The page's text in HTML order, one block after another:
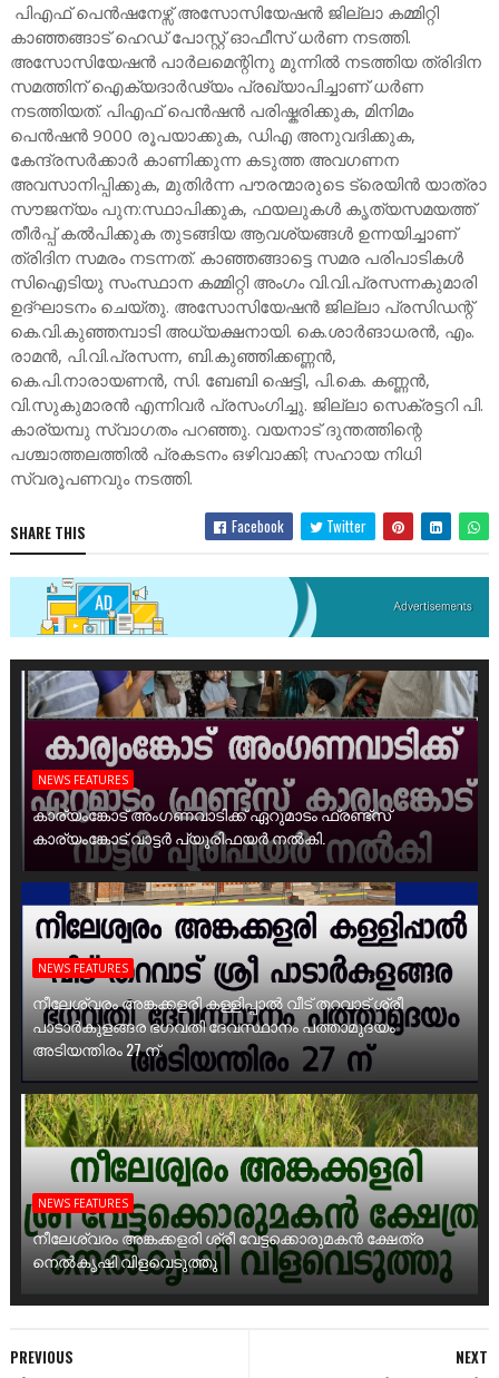
പിഎഫ് പെൻഷനേഴ്സ് അസോസിയേഷൻ ജില്ലാ കമ്മിറ്റി
കാഞ്ഞങ്ങാട് ഹെഡ് പോസ്റ്റ് ഓഫീസ് ധർണ നടത്തി.
അസോസിയേഷൻ പാർലമെന്റിനു മുന്നിൽ നടത്തിയ ത്രിദിന
സമത്തിന് ഐക്യദാർഢ്യം പ്രഖ്യാപിച്ചാണ് ധർണ
നടത്തിയത്. പിഎഫ് പെൻഷൻ പരിഷ്കരിക്കുക, മിനിമം
പെൻഷൻ 9000 രൂപയാക്കുക, ഡിഎ അനുവദിക്കുക,
കേന്ദ്രസർക്കാർ കാണിക്കുന്ന കടുത്ത അവഗണന
അവസാനിപ്പിക്കുക, മുതിർന്ന പൗരന്മാരുടെ ട്രെയിൻ യാത്രാ
സൗജന്യം പുന:സ്ഥാപിക്കുക, ഫയലുകൾ കൃത്യസമയത്ത്
തീർപ്പ് കൽപിക്കുക തുടങ്ങിയ ആവശ്യങ്ങൾ ഉന്നയിച്ചാണ്
ത്രിദിന സമരം നടന്നത്. കാഞ്ഞങ്ങാട്ടെ സമര പരിപാടികൾ
സിഐടിയു സംസ്ഥാന കമ്മിറ്റി അംഗം വി.വി.പ്രസന്നകുമാരി
ഉദ്ഘാടനം ചെയ്തു. അസോസിയേഷൻ ജില്ലാ പ്രസിഡന്റ്
കെ.വി.കുഞ്ഞമ്പാടി അധ്യക്ഷനായി. കെ.ശാർങാധരൻ, എം.
രാമൻ, പി.വി.പ്രസന്ന, ബി.കുഞ്ഞിക്കണ്ണൻ,
കെ.പി.നാരായണൻ, സി. ബേബി ഷെട്ടി, പി.കെ. കണ്ണൻ,
വി.സുകുമാരൻ എന്നിവർ പ്രസംഗിച്ചു. ജില്ലാ സെക്രട്ടറി പി.
കാര്യമ്പു സ്വാഗതം പറഞ്ഞു. വയനാട് ദുന്തത്തിന്റെ
പശ്ചാത്തലത്തിൽ പ്രകടനം ഒഴിവാക്കി; സഹായ നിധി
സ്വരൂപണവും നടത്തി.
SHARE THIS Facebook Twitter
NEWS FEATURES
കാര്യംങ്കോട് അംഗണവാടിക്ക് ഏറുമാടം ഫ്രണ്ട്സ്
കാര്യംങ്കോട് വാട്ടർ പ്യൂരിഫയർ നൽകി.
NEWS FEATURES
നീലേശ്വരം അങ്കക്കളരി കള്ളിപ്പാൽ വീട് തറവാട് ശ്രീ
പാടാർകുളങ്ങര ഭഗവതി ദേവസ്ഥാനം പത്താമുദയം
അടിയന്തിരം 27 ന്
NEWS FEATURES
നീലേശ്വരം അങ്കക്കളരി ശ്രീ വേട്ടക്കൊരുമകൻ ക്ഷേത്ര
നെൽകൃഷി വിളവെടുത്തു
NEXT
PREVIOUS